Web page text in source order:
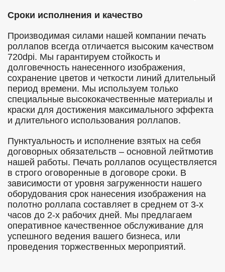
Сроки исполнения и качество
Производимая силами нашей компании печать
роллапов всегда отличается высоким качеством
720dpi. Мы гарантируем стойкость и
долговечность нанесенного изображения,
сохранение цветов и четкости линий длительный
период времени. Мы используем только
специальные высококачественные материалы и
краски для достижения максимального эффекта
и длительного использования роллапов.
Пунктуальность и исполнение взятых на себя
договорных обязательств – основной лейтмотив
нашей работы. Печать роллапов осуществляется
в строго оговоренные в договоре сроки. В
зависимости от уровня загруженности нашего
оборудования срок нанесения изображения на
полотно роллапа составляет в среднем от 3-х
часов до 2-х рабочих дней. Мы предлагаем
оперативное качественное обслуживание для
успешного ведения вашего бизнеса, или
проведения торжественных мероприятий.